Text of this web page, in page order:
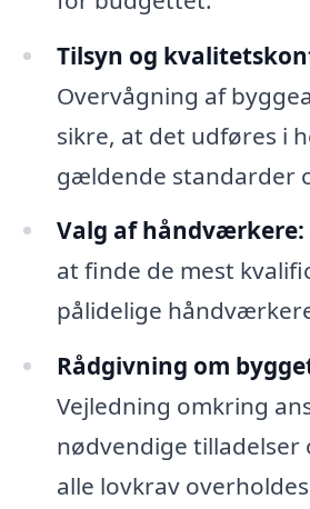
Tilsyn og
Overvågning af
sikre, at det udføres i
gældende standarder
Valg af håndværkere:
at finde de mest
pålidelige
Rådgivning om
Vejledning omkring
nødvendige tilladelser
alle lovkrav